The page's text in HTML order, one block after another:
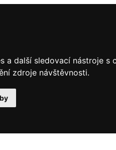
další sledovací nástroje
zdroje návštěvnosti.